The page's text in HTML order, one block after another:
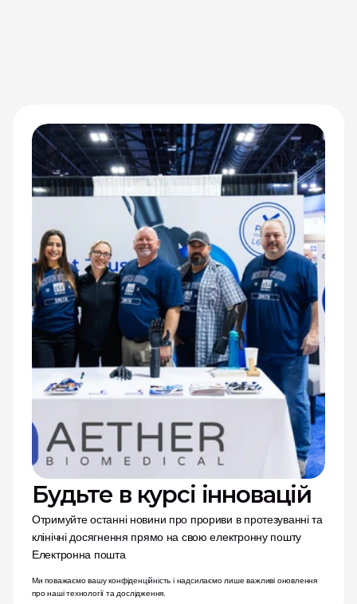
Будьте в курсі інновацій
Отримуйте останні новини про прориви в протезуванні та
клінічні досягнення прямо на свою електронну пошту
Електронна пошта
Ми поважаємо вашу конфіденційність і надсилаємо лише важливі оновлення
про наші технології та дослідження.